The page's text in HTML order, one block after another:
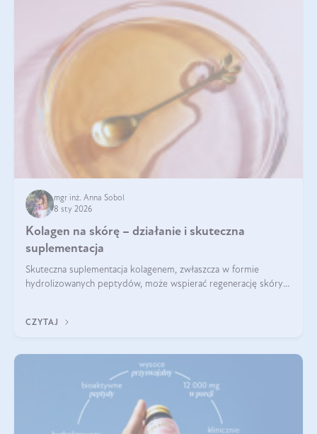
mgr inż. Anna Sobol
8 sty 2026
Kolagen na skórę – działanie i skuteczna
suplementacja
Skuteczna suplementacja kolagenem, zwłaszcza w formie
hydrolizowanych peptydów, może wspierać regenerację skóry i
CZYTAJ